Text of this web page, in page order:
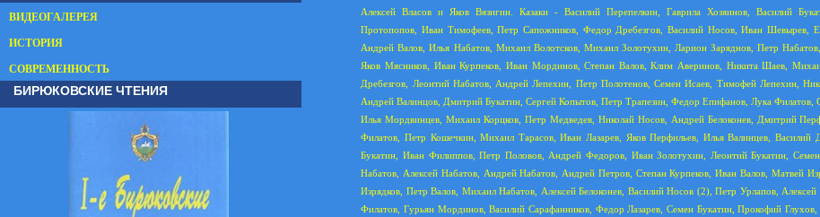
ВИДЕОГАЛЕРЕЯ
ИСТОРИЯ
СОВРЕМЕННОСТЬ
БИРЮКОВСКИЕ ЧТЕНИЯ
Алексей Власов и Яков Вязигин. Казаки - Василий Перепелкин, Гаврила Хозяинов, Василий
Протопопов, Иван Тимофеев, Петр Сапожников, Федор Дребезгов, Василий Носов, Иван Шевырев,
Андрей Валов, Илья Набатов, Михаил Волотсков, Михаил Золотухин, Ларион Заряднов, Петр
Яков Мясников, Иван Курпеков, Иван Мординов, Степан Валов, Клим Аверинов, Никита Шаев,
Дребезгов, Леонтий Набатов, Андрей Лепехин, Петр Полотенов, Семен Исаев, Тимофей Лепехин,
Андрей Валинцов, Дмитрий Букатин, Сергей Копытов, Петр Трапезин, Федор Епифанов, Лука Филатов,
Илья Мордвинцев, Михаил Корцков, Петр Медведев, Николай Носов, Андрей Белоконев, Дмитрий
Филатов, Петр Кошечкин, Михаил Тарасов, Иван Лазарев, Яков Перфильев, Илья Валинцев, Василий
Букатин, Иван Филиппов, Петр Половов, Андрей Федоров, Иван Золотухин, Леонтий Букатин,
Набатов, Алексей Набатов, Андрей Набатов, Андрей Петров, Степан Курпеков, Иван Валов, Матвей
Изрядков, Петр Валов, Михаил Набатов, Алексей Белоконев, Василий Носов (2), Петр Урлапов,
Филатов, Гурьян Мординов, Василий Сарафанников, Федор Лазарев, Семен Букатин, Прокофий Глухов,